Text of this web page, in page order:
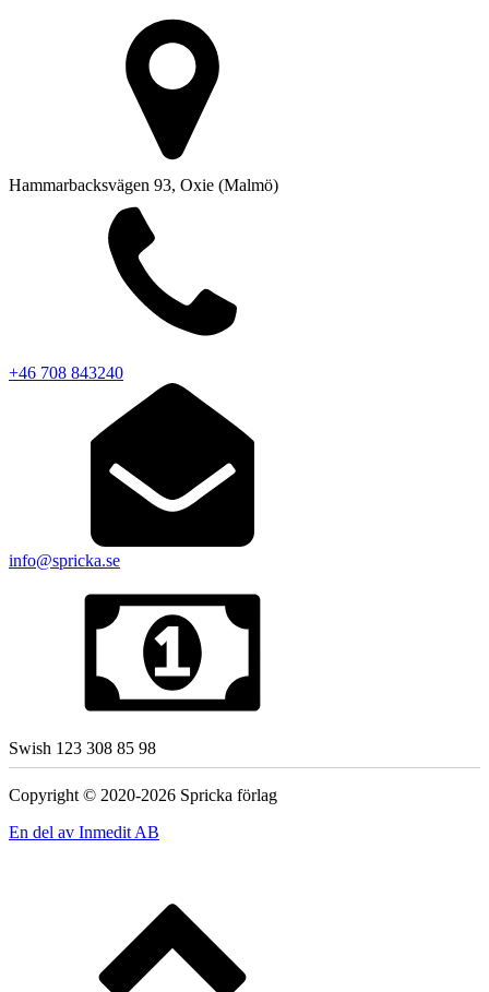
Hammarbacksvägen 93, Oxie (Malmö)
+46 708 843240
info@spricka.se
Swish 123 308 85 98
Copyright © 2020-2026 Spricka förlag
En del av Inmedit AB